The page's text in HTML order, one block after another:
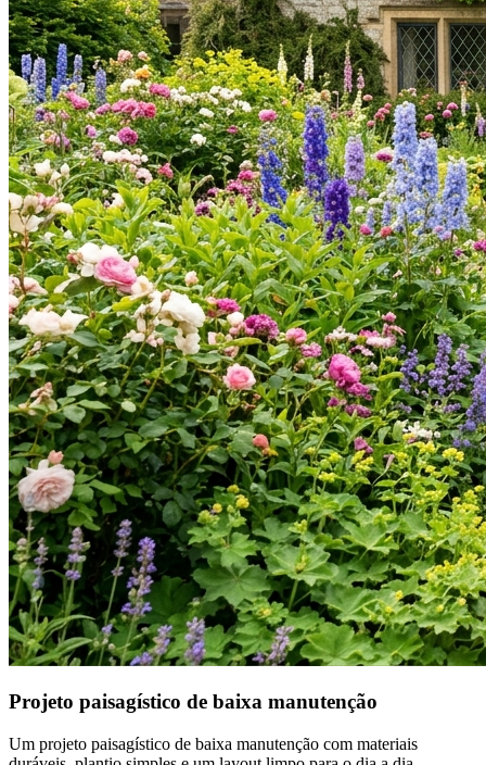
Projeto paisagístico de baixa manutenção
Um projeto paisagístico de baixa manutenção com materiais